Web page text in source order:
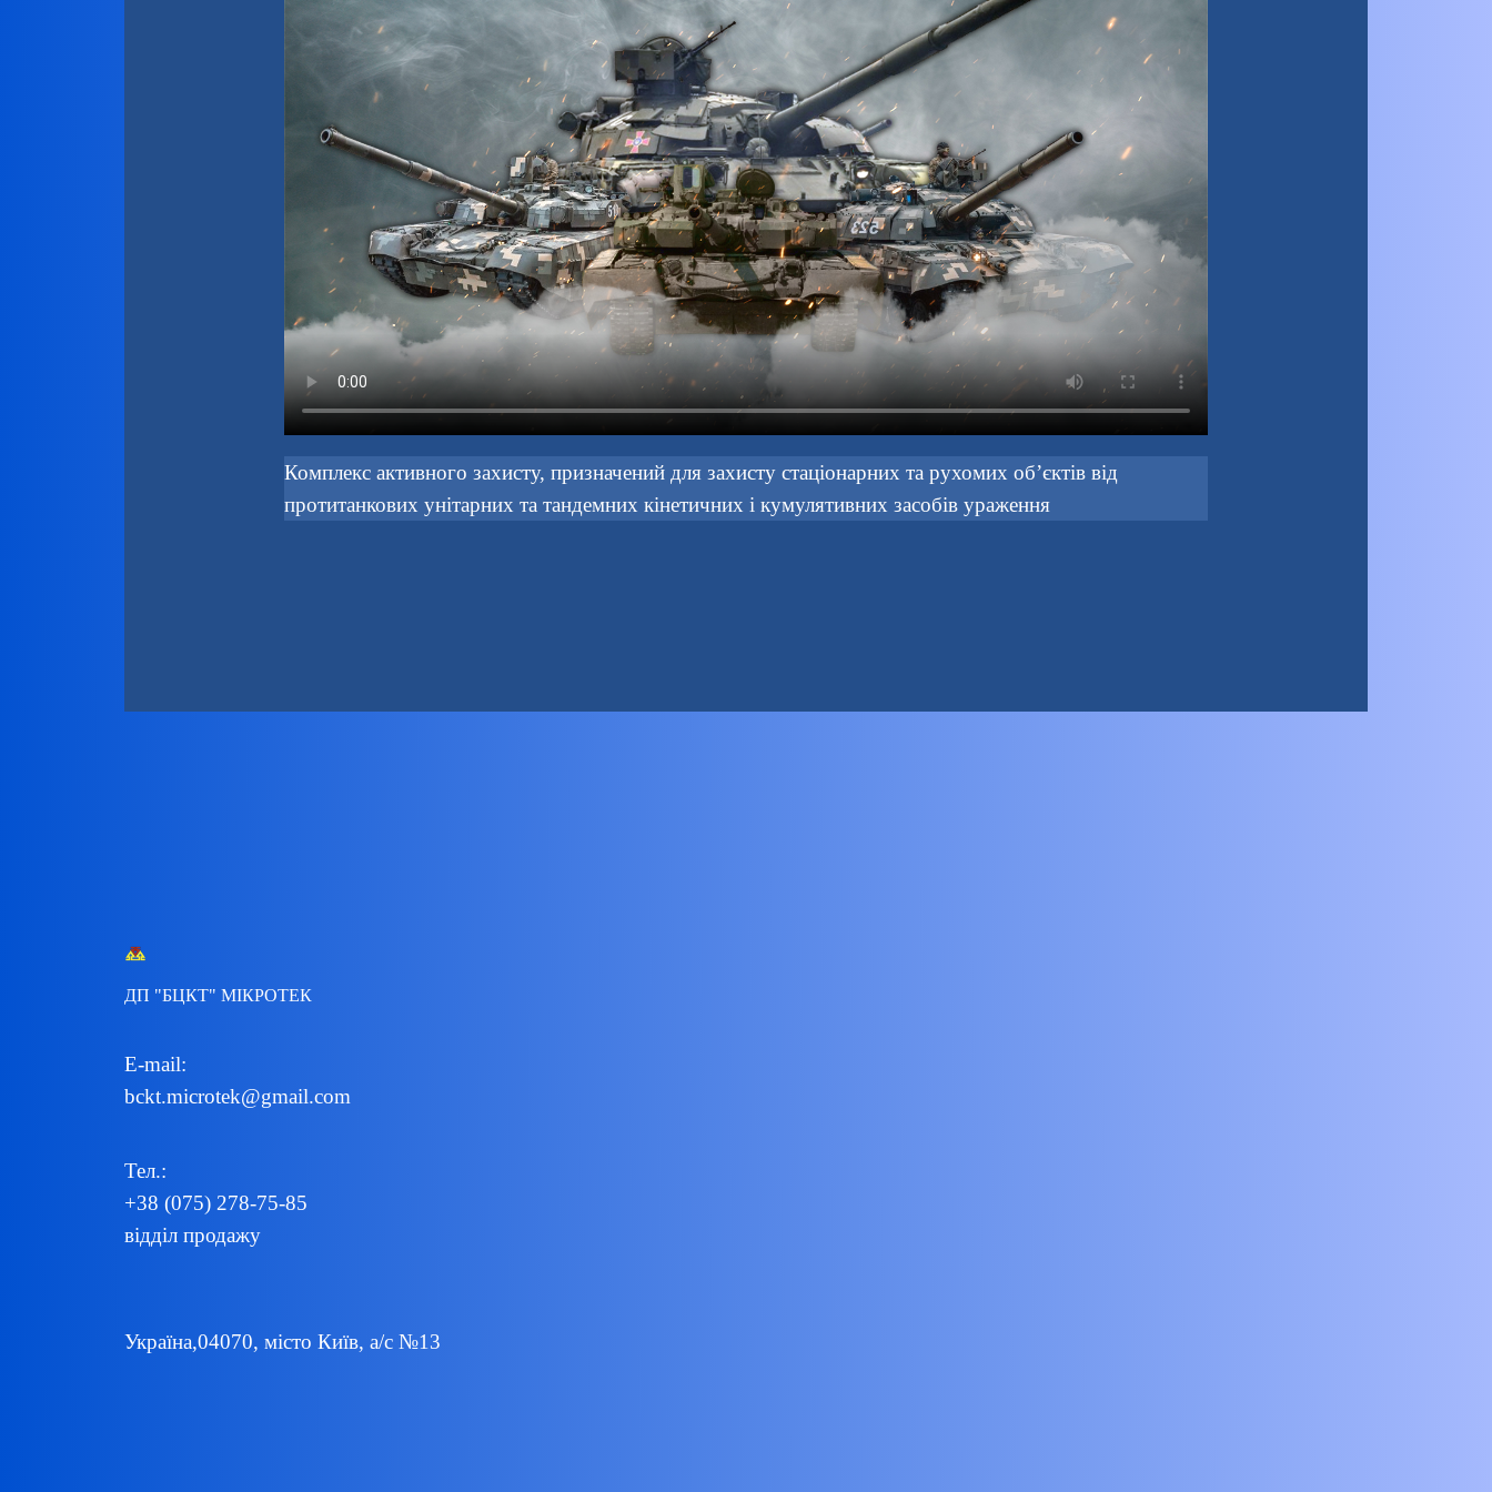
Комплекс активного захисту, призначений для захисту стаціонарних та рухомих об’єктів від
протитанкових унітарних та тандемних кінетичних і кумулятивних засобів ураження
ДП "БЦКТ" МІКРОТЕК
E-mail:
bckt.microtek@gmail.com
Тел.:
+38 (075) 278-75-85
відділ продажу
Україна,04070, місто Київ, а/с №13